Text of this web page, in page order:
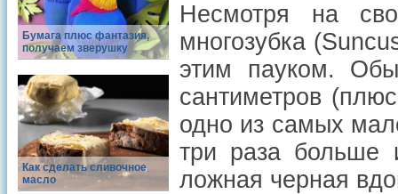
Бумага плюс фантазия,
получаем зверушку
Как сделать сливочное
масло
Несмотря на
многозубка
этим пауком.
сантиметров
одно из самых
три раза больше
ложная черная